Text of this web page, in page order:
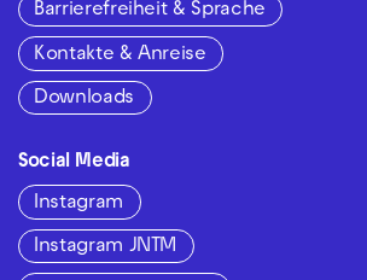
Barrierefreiheit & Sprache
Kontakte & Anreise
Downloads
Social Media
Instagram
Instagram JNTM